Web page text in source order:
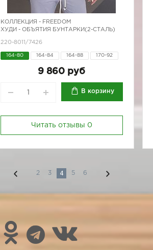
КОЛЛЕКЦИЯ - FREEDOM
ХУДИ - ОБЪЯТИЯ БУНТАРКИ(2-СТАЛЬ)
220-8011/7426
164-80 164-84 164-88 170-92
9 860 руб
В корзину
Читать отзывы 0
2 3 4 5 6